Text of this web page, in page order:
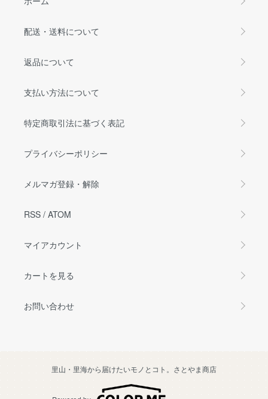
配送・送料について
返品について
支払い方法について
特定商取引法に基づく表記
プライバシーポリシー
メルマガ登録・解除
RSS / ATOM
マイアカウント
カートを見る
お問い合わせ
里山・里海から届けたいモノとコト。さとやま商店